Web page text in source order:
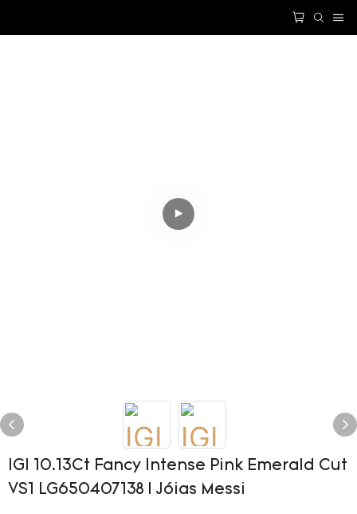
IGI 10.13Ct Fancy Intense Pink Emerald Cut
VS1 LG650407138 | Jóias Messi